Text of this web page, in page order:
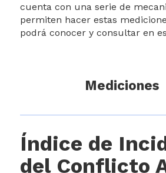
cuenta con una serie de
permiten hacer estas
podrá conocer y consultar en
​​Mediciones​
Índice de
del Conflicto